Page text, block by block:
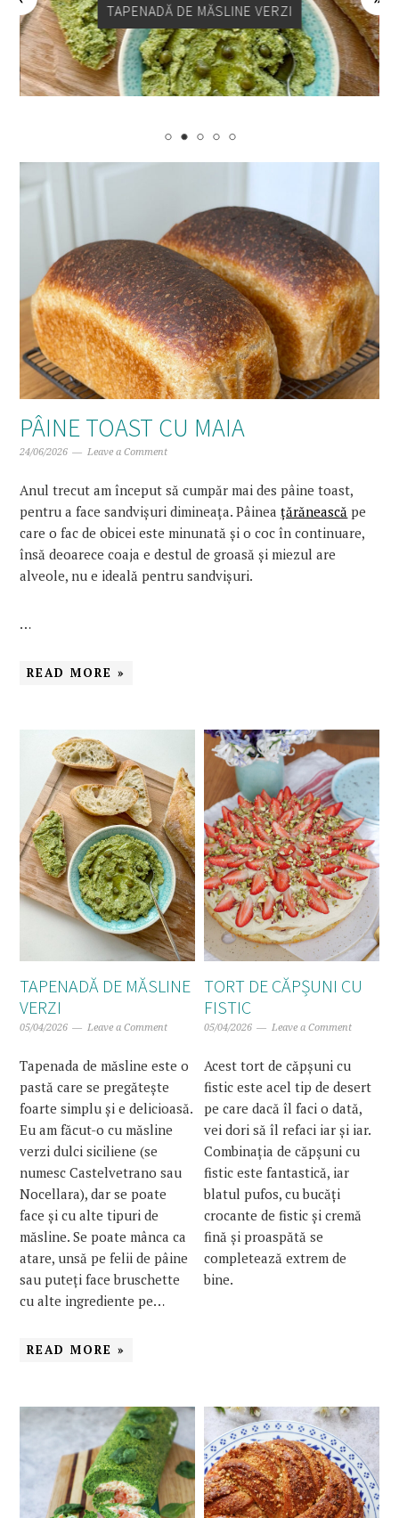
TAPENADĂ DE MĂSLINE VERZI
PÂINE TOAST CU MAIA
24/06/2026 Leave a Comment
Anul trecut am început să cumpăr mai des pâine toast,
pentru a face sandvișuri dimineața. Pâineațărănească pe
care o fac de obicei este minunată și o coc în continuare,
însă deoarece coaja e destul de groasă și miezul are
alveole, nu e ideală pentru sandvișuri.
…
READ MORE »
TAPENADĂ DE MĂSLINE
VERZI
05/04/2026 Leave a Comment
Tapenada de măsline este o
pastă care se pregătește
foarte simplu și e delicioasă.
Eu am făcut-o cu măsline
verzi dulci siciliene (se
numesc Castelvetrano sau
Nocellara), dar se poate
face și cu alte tipuri de
măsline. Se poate mânca ca
atare, unsă pe felii de pâine
sau puteți face bruschette
cu alte ingrediente pe…
READ MORE »
TORT DE CĂPȘUNI CU
FISTIC
05/04/2026 Leave a Comment
Acest tort de căpșuni cu
fistic este acel tip de desert
pe care dacă îl faci o dată,
vei dori să îl refaci iar și iar.
Combinația de căpșuni cu
fistic este fantastică, iar
blatul pufos, cu bucăți
crocante de fistic și cremă
fină și proaspătă se
completează extrem de
bine.